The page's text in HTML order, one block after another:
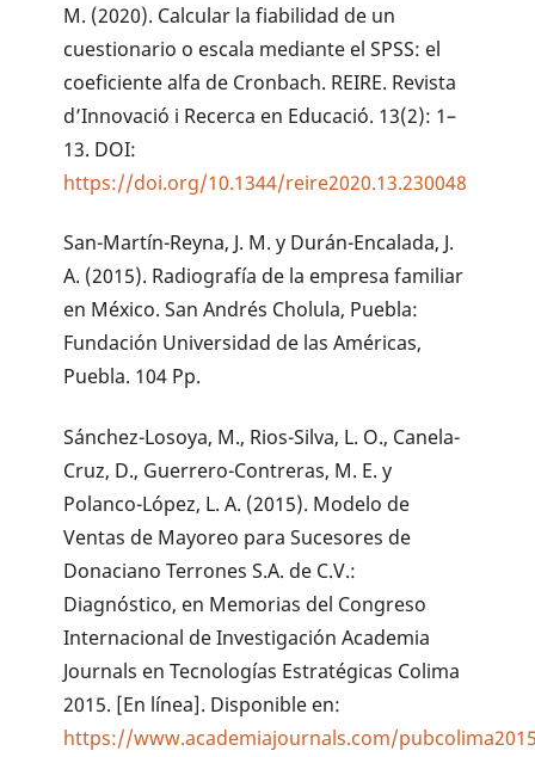
M. (2020). Calcular la fiabilidad de un
cuestionario o escala mediante el SPSS: el
coeficiente alfa de Cronbach. REIRE. Revista
d’Innovació i Recerca en Educació. 13(2): 1–
13. DOI:
https://doi.org/10.1344/reire2020.13.230048
San-Martín-Reyna, J. M. y Durán-Encalada, J.
A. (2015). Radiografía de la empresa familiar
en México. San Andrés Cholula, Puebla:
Fundación Universidad de las Américas,
Puebla. 104 Pp.
Sánchez-Losoya, M., Rios-Silva, L. O., Canela-
Cruz, D., Guerrero-Contreras, M. E. y
Polanco-López, L. A. (2015). Modelo de
Ventas de Mayoreo para Sucesores de
Donaciano Terrones S.A. de C.V.:
Diagnóstico, en Memorias del Congreso
Internacional de Investigación Academia
Journals en Tecnologías Estratégicas Colima
2015. [En línea]. Disponible en:
https://www.academiajournals.com/